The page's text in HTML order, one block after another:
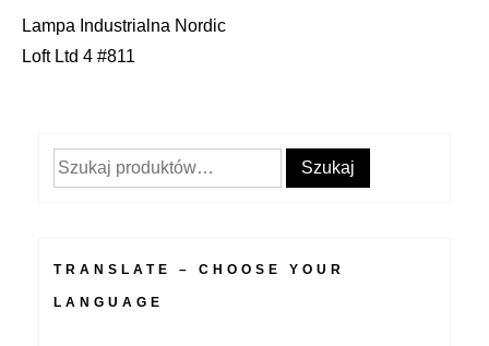
Nawigacja
Lampa Industrialna Nordic
Loft Ltd 4 #811
Szukaj: Szukaj
TRANSLATE – CHOOSE YOUR
LANGUAGE